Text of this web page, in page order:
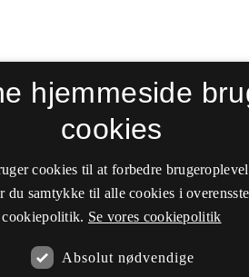
hjemmeside
cookies
cookies til at forbedre
du samtykke til alle cookies i
cookiepolitik. Se vores cookiepolitik
Absolut nødvendige